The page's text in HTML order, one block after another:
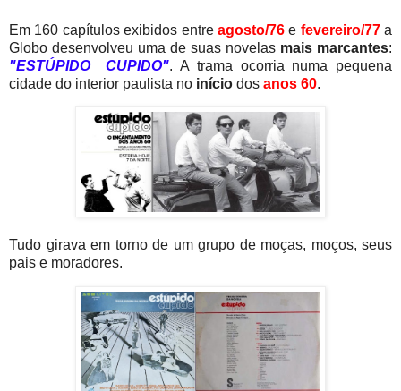
Em 160 capítulos exibidos entre agosto/76e fevereiro/77a
Globo desenvolveu uma de suas novelas mais marcantes:
"ESTÚPIDO CUPIDO". A trama ocorria numa pequena
cidade do interior paulista no início dos anos 60.
Tudo girava em torno de um grupo de moças, moços, seus
pais e moradores.